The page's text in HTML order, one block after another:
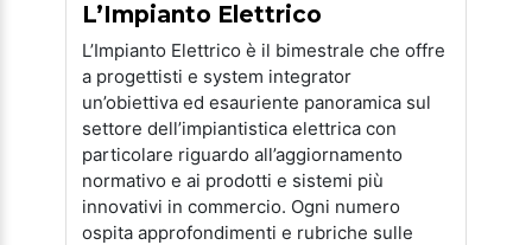
L’Impianto Elettrico
L’Impianto Elettrico è il bimestrale che offre
a progettisti e system integrator
un’obiettiva ed esauriente panoramica sul
settore dell’impiantistica elettrica con
particolare riguardo all’aggiornamento
normativo e ai prodotti e sistemi più
innovativi in commercio. Ogni numero
ospita approfondimenti e rubriche sulle